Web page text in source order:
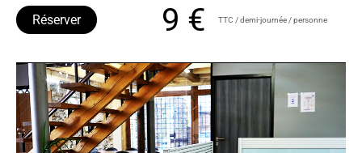
9 € TTC / demi-journée / personne
Réserver